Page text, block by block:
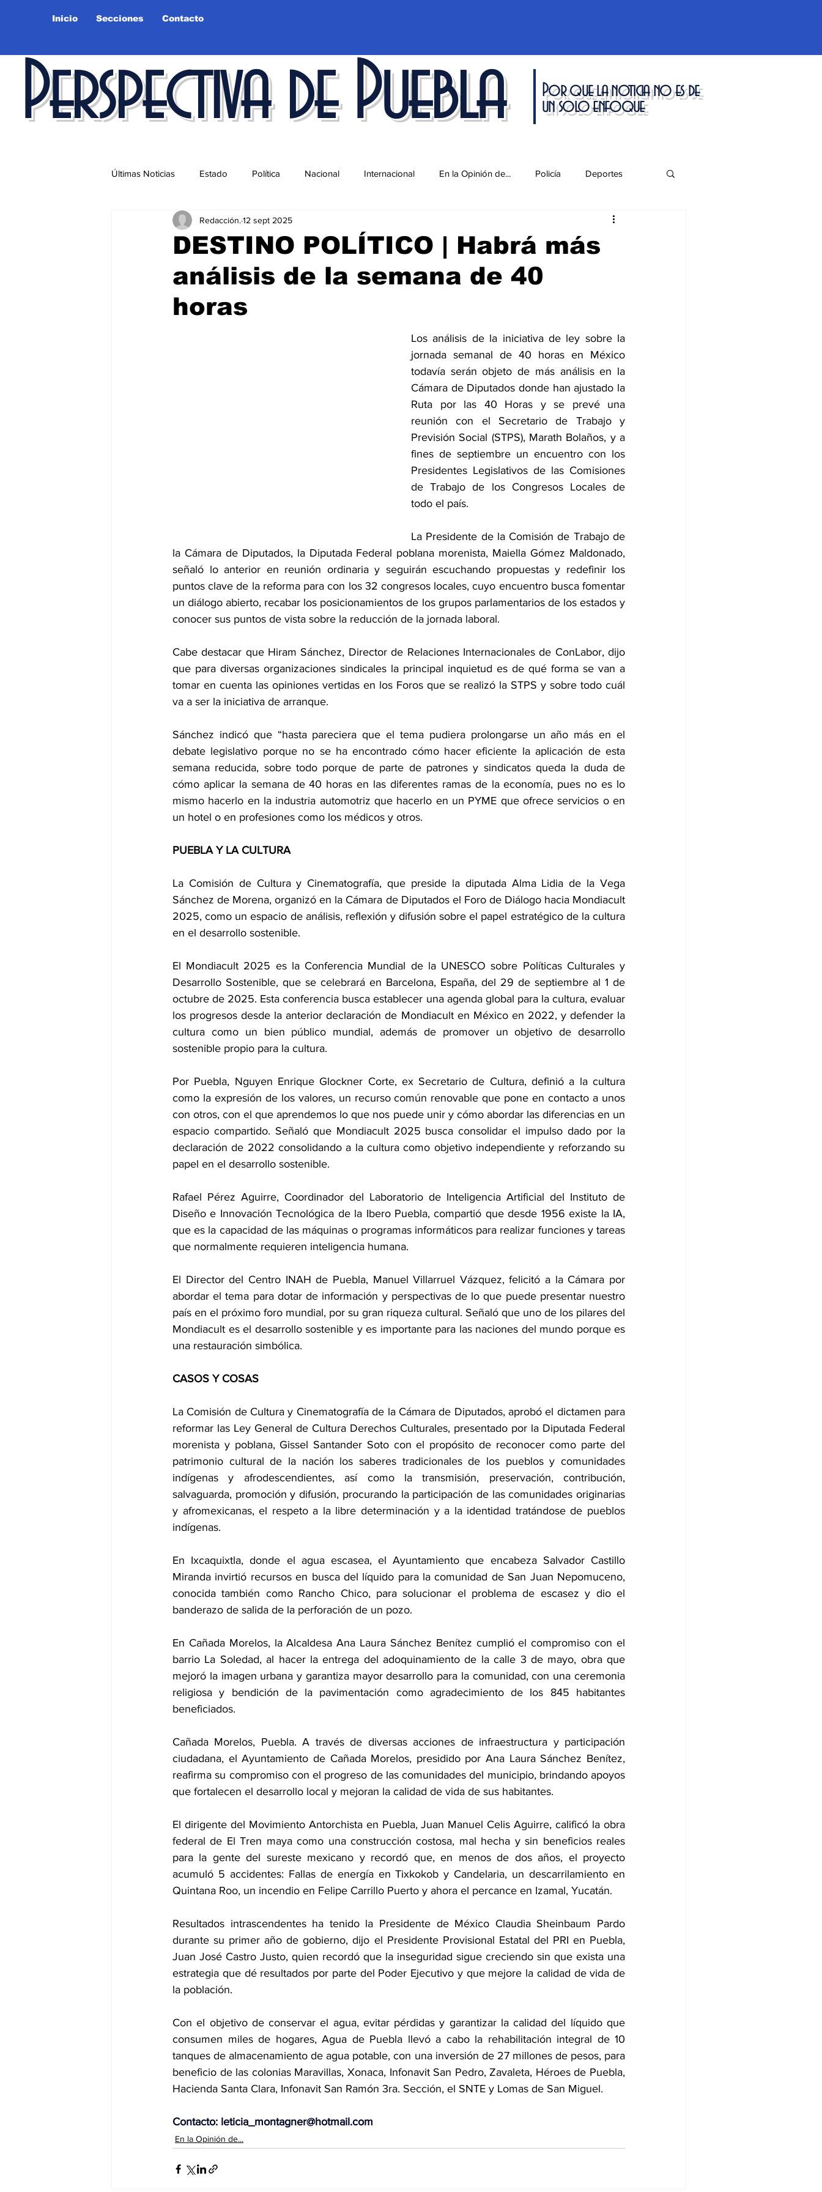
Inicio Secciones Contacto
Perspectiva de Puebla Por que la noticia no es de
un solo enfoque
Últimas Noticias Estado Política Nacional Internacional En la Opinión de... Policía Deportes
Educación Ciudad Salud
DESTINO POLÍTICO | Habrá más
análisis de la semana de 40
horas
Redacción. 12 sept 2025
Los análisis de la iniciativa de ley sobre la
jornada semanal de 40 horas en México
todavía serán objeto de más análisis en la
Cámara de Diputados donde han ajustado la
Ruta por las 40 Horas y se prevé una
reunión con el Secretario de Trabajo y
Previsión Social (STPS), Marath Bolaños, y a
fines de septiembre un encuentro con los
Presidentes Legislativos de las Comisiones
de Trabajo de los Congresos Locales de
todo el país.
La Presidente de la Comisión de Trabajo de
la Cámara de Diputados, la Diputada Federal poblana morenista, Maiella Gómez Maldonado,
señaló lo anterior en reunión ordinaria y seguirán escuchando propuestas y redefinir los
puntos clave de la reforma para con los 32 congresos locales, cuyo encuentro busca fomentar
un diálogo abierto, recabar los posicionamientos de los grupos parlamentarios de los estados y
conocer sus puntos de vista sobre la reducción de la jornada laboral.
Cabe destacar que Hiram Sánchez, Director de Relaciones Internacionales de ConLabor, dijo
que para diversas organizaciones sindicales la principal inquietud es de qué forma se van a
tomar en cuenta las opiniones vertidas en los Foros que se realizó la STPS y sobre todo cuál
va a ser la iniciativa de arranque.
Sánchez indicó que “hasta pareciera que el tema pudiera prolongarse un año más en el
debate legislativo porque no se ha encontrado cómo hacer eficiente la aplicación de esta
semana reducida, sobre todo porque de parte de patrones y sindicatos queda la duda de
cómo aplicar la semana de 40 horas en las diferentes ramas de la economía, pues no es lo
mismo hacerlo en la industria automotriz que hacerlo en un PYME que ofrece servicios o en
un hotel o en profesiones como los médicos y otros.
PUEBLA Y LA CULTURA
La Comisión de Cultura y Cinematografía, que preside la diputada Alma Lidia de la Vega
Sánchez de Morena, organizó en la Cámara de Diputados el Foro de Diálogo hacia Mondiacult
2025, como un espacio de análisis, reflexión y difusión sobre el papel estratégico de la cultura
en el desarrollo sostenible.
El Mondiacult 2025 es la Conferencia Mundial de la UNESCO sobre Políticas Culturales y
Desarrollo Sostenible, que se celebrará en Barcelona, España, del 29 de septiembre al 1 de
octubre de 2025. Esta conferencia busca establecer una agenda global para la cultura, evaluar
los progresos desde la anterior declaración de Mondiacult en México en 2022, y defender la
cultura como un bien público mundial, además de promover un objetivo de desarrollo
sostenible propio para la cultura.
Por Puebla, Nguyen Enrique Glockner Corte, ex Secretario de Cultura, definió a la cultura
como la expresión de los valores, un recurso común renovable que pone en contacto a unos
con otros, con el que aprendemos lo que nos puede unir y cómo abordar las diferencias en un
espacio compartido. Señaló que Mondiacult 2025 busca consolidar el impulso dado por la
declaración de 2022 consolidando a la cultura como objetivo independiente y reforzando su
papel en el desarrollo sostenible.
Rafael Pérez Aguirre, Coordinador del Laboratorio de Inteligencia Artificial del Instituto de
Diseño e Innovación Tecnológica de la Ibero Puebla, compartió que desde 1956 existe la IA,
que es la capacidad de las máquinas o programas informáticos para realizar funciones y tareas
que normalmente requieren inteligencia humana.
El Director del Centro INAH de Puebla, Manuel Villarruel Vázquez, felicitó a la Cámara por
abordar el tema para dotar de información y perspectivas de lo que puede presentar nuestro
país en el próximo foro mundial, por su gran riqueza cultural. Señaló que uno de los pilares del
Mondiacult es el desarrollo sostenible y es importante para las naciones del mundo porque es
una restauración simbólica.
CASOS Y COSAS
La Comisión de Cultura y Cinematografía de la Cámara de Diputados, aprobó el dictamen para
reformar las Ley General de Cultura Derechos Culturales, presentado por la Diputada Federal
morenista y poblana, Gissel Santander Soto con el propósito de reconocer como parte del
patrimonio cultural de la nación los saberes tradicionales de los pueblos y comunidades
indígenas y afrodescendientes, así como la transmisión, preservación, contribución,
salvaguarda, promoción y difusión, procurando la participación de las comunidades originarias
y afromexicanas, el respeto a la libre determinación y a la identidad tratándose de pueblos
indígenas.
En Ixcaquixtla, donde el agua escasea, el Ayuntamiento que encabeza Salvador Castillo
Miranda invirtió recursos en busca del líquido para la comunidad de San Juan Nepomuceno,
conocida también como Rancho Chico, para solucionar el problema de escasez y dio el
banderazo de salida de la perforación de un pozo.
En Cañada Morelos, la Alcaldesa Ana Laura Sánchez Benítez cumplió el compromiso con el
barrio La Soledad, al hacer la entrega del adoquinamiento de la calle 3 de mayo, obra que
mejoró la imagen urbana y garantiza mayor desarrollo para la comunidad, con una ceremonia
religiosa y bendición de la pavimentación como agradecimiento de los 845 habitantes
beneficiados.
Cañada Morelos, Puebla. A través de diversas acciones de infraestructura y participación
ciudadana, el Ayuntamiento de Cañada Morelos, presidido por Ana Laura Sánchez Benítez,
reafirma su compromiso con el progreso de las comunidades del municipio, brindando apoyos
que fortalecen el desarrollo local y mejoran la calidad de vida de sus habitantes.
El dirigente del Movimiento Antorchista en Puebla, Juan Manuel Celis Aguirre, calificó la obra
federal de El Tren maya como una construcción costosa, mal hecha y sin beneficios reales
para la gente del sureste mexicano y recordó que, en menos de dos años, el proyecto
acumuló 5 accidentes: Fallas de energía en Tixkokob y Candelaria, un descarrilamiento en
Quintana Roo, un incendio en Felipe Carrillo Puerto y ahora el percance en Izamal, Yucatán.
Resultados intrascendentes ha tenido la Presidente de México Claudia Sheinbaum Pardo
durante su primer año de gobierno, dijo el Presidente Provisional Estatal del PRI en Puebla,
Juan José Castro Justo, quien recordó que la inseguridad sigue creciendo sin que exista una
estrategia que dé resultados por parte del Poder Ejecutivo y que mejore la calidad de vida de
la población.
Con el objetivo de conservar el agua, evitar pérdidas y garantizar la calidad del líquido que
consumen miles de hogares, Agua de Puebla llevó a cabo la rehabilitación integral de 10
tanques de almacenamiento de agua potable, con una inversión de 27 millones de pesos, para
beneficio de las colonias Maravillas, Xonaca, Infonavit San Pedro, Zavaleta, Héroes de Puebla,
Hacienda Santa Clara, Infonavit San Ramón 3ra. Sección, el SNTE y Lomas de San Miguel.
Contacto: leticia_montagner@hotmail.com
En la Opinión de...